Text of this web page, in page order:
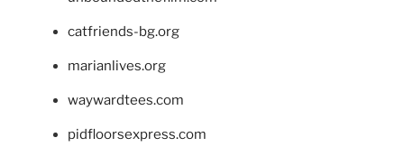
catfriends-bg.org
marianlives.org
waywardtees.com
pidfloorsexpress.com